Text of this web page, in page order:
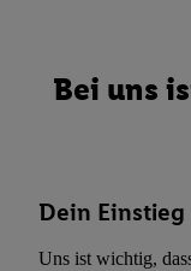
Bei uns
Dein Einstieg
Uns ist wichtig,